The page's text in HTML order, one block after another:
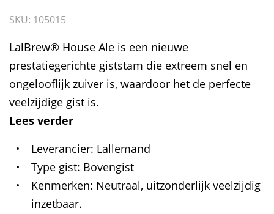
SKU: 105015
LalBrew® House Ale is een nieuwe
prestatiegerichte giststam die extreem snel en
ongelooflijk zuiver is, waardoor het de perfecte
veelzijdige gist is.
Lees verder
Leverancier Lallemand
Type gist Bovengist
Kenmerken Neutraal, uitzonderlijk veelzijdig
inzetbaar.